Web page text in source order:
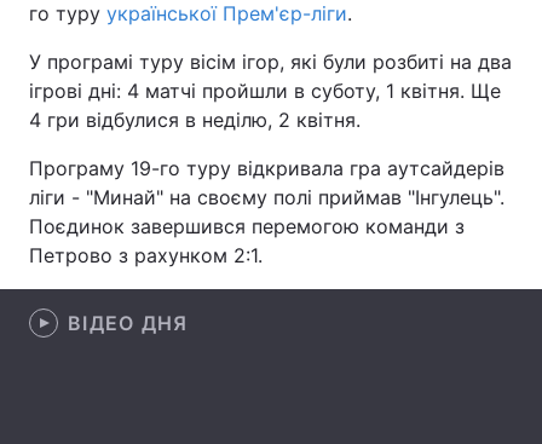
Економіка Світ
Техно і зв'язок Лайт
Зброя
го туру української Прем'єр-ліги.
У програмі туру вісім ігор, які були розбиті на два
ігрові дні: 4 матчі пройшли в суботу, 1 квітня. Ще
4 гри відбулися в неділю, 2 квітня.
Програму 19-го туру відкривала гра аутсайдерів
ліги - "Минай" на своєму полі приймав "Інгулець".
Поєдинок завершився перемогою команди з
Петрово з рахунком 2:1.
ВІДЕО ДНЯ